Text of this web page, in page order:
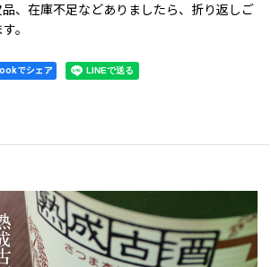
、在庫不足などありましたら、折り返しご
。
でシェア